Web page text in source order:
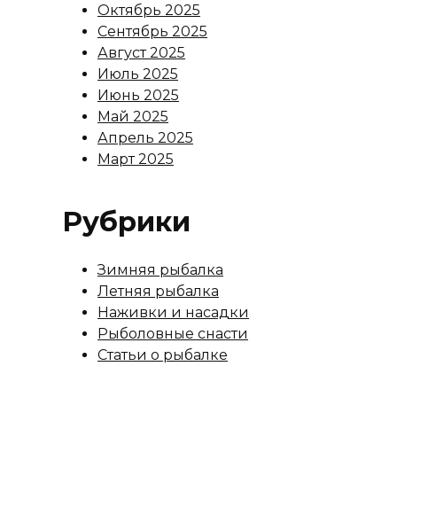
Октябрь 2025
Сентябрь 2025
Август 2025
Июль 2025
Июнь 2025
Май 2025
Апрель 2025
Март 2025
Рубрики
Зимняя рыбалка
Летняя рыбалка
Наживки и насадки
Рыболовные снасти
Статьи о рыбалке